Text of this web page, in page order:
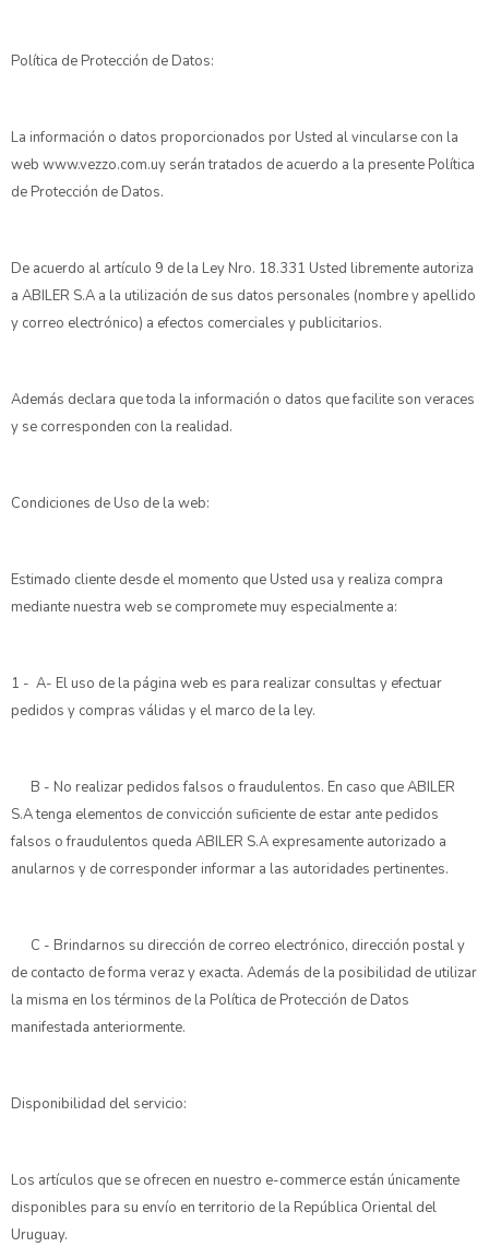
Política de Protección de Datos:
La información o datos proporcionados por Usted al vincularse con la
web www.vezzo.com.uy serán tratados de acuerdo a la presente Política
de Protección de Datos.
De acuerdo al artículo 9 de la Ley Nro. 18.331 Usted libremente autoriza
a ABILER S.A a la utilización de sus datos personales (nombre y apellido
y correo electrónico) a efectos comerciales y publicitarios.
Además declara que toda la información o datos que facilite son veraces
y se corresponden con la realidad.
Condiciones de Uso de la web:
Estimado cliente desde el momento que Usted usa y realiza compra
mediante nuestra web se compromete muy especialmente a:
1 - A- El uso de la página web es para realizar consultas y efectuar
pedidos y compras válidas y el marco de la ley.
B - No realizar pedidos falsos o fraudulentos. En caso que ABILER
S.A tenga elementos de convicción suficiente de estar ante pedidos
falsos o fraudulentos queda ABILER S.A expresamente autorizado a
anularnos y de corresponder informar a las autoridades pertinentes.
C - Brindarnos su dirección de correo electrónico, dirección postal y
de contacto de forma veraz y exacta. Además de la posibilidad de utilizar
la misma en los términos de la Política de Protección de Datos
manifestada anteriormente.
Disponibilidad del servicio:
Los artículos que se ofrecen en nuestro e-commerce están únicamente
disponibles para su envío en territorio de la República Oriental del
Uruguay.